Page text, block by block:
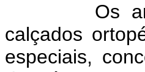
Os artigos
calçados
especiais,